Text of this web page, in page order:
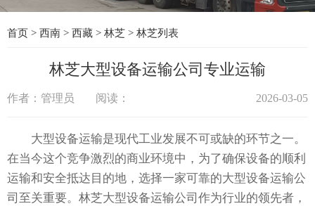
首页 > 西南 > 西藏 > 林芝 > 林芝列表
林芝大型设备运输公司专业运输
作者：管理员 阅读： 2026-03-05
大型设备运输是现代工业发展不可或缺的环节之一。
在当今这个竞争激烈的商业环境中，为了确保设备的顺利
运输和安全抵达目的地，选择一家可靠的大型设备运输公
司至关重要。林芝大型设备运输公司作为行业的领先者，